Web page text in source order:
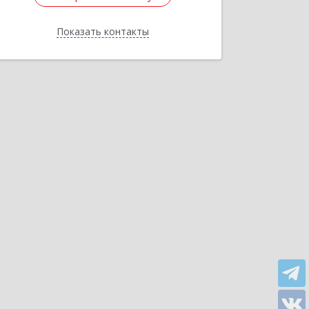
Показать контакты
Назад